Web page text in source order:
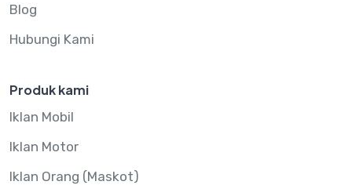
Blog
Hubungi Kami
Produk kami
Iklan Mobil
Iklan Motor
Iklan Orang (Maskot)